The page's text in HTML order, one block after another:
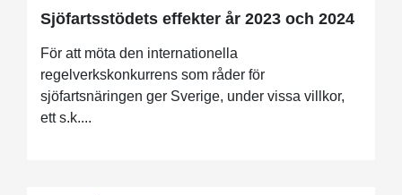
Sjöfartsstödets effekter år 2023 och 2024
För att möta den internationella
regelverkskonkurrens som råder för
sjöfartsnäringen ger Sverige, under vissa villkor,
ett s.k....